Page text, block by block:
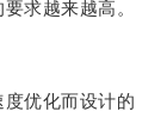
求越来越高。
优化而设计的